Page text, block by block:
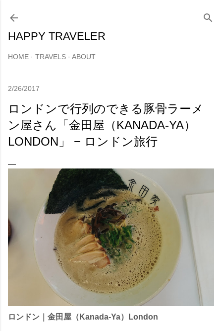
HAPPY TRAVELER
HOME TRAVELS ABOUT
2/26/2017
ロンドンで行列のできる豚骨ラーメ
ン屋さん「金田屋（KANADA-YA）
LONDON」 − ロンドン旅行
ロンドン｜金田屋（Kanada-Ya）London